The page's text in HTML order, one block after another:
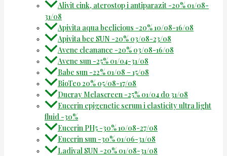
Alivit cink, aterostop i antiparazit -20% 01/08-
31/08
Apivita aqua beelicious -20% 10/08-16/08
Apivita bee SUN -20% 03/08-23/08
Avene cleanance -20% 03/08-16/08
Avene sun -25% 01/04-31/08
Babe sun -22% 01/08 – 15/08
BioTeo 20% 05/08-17/08
Ducray Melascreen -25% 01/04 do 31/08
Eucerin epigenetic serum i elasticity ultra light
fluid -30%
Eucerin PH5 -30% 10/08-27/08
Eucerin sun -30% 01/06-31/08
Ladival SUN -20% 01/08-31/08